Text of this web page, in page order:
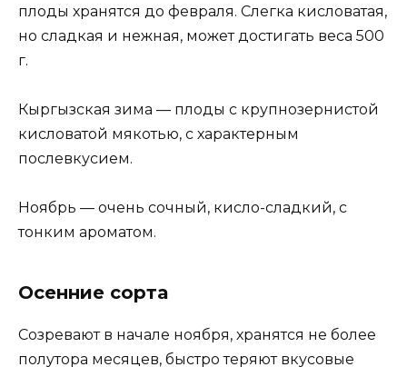
плоды хранятся до февраля. Слегка кисловатая,
но сладкая и нежная, может достигать веса 500
г.
Кыргызская зима — плоды с крупнозернистой
кисловатой мякотью, с характерным
послевкусием.
Ноябрь — очень сочный, кисло-сладкий, с
тонким ароматом.
Осенние сорта
Созревают в начале ноября, хранятся не более
полутора месяцев, быстро теряют вкусовые